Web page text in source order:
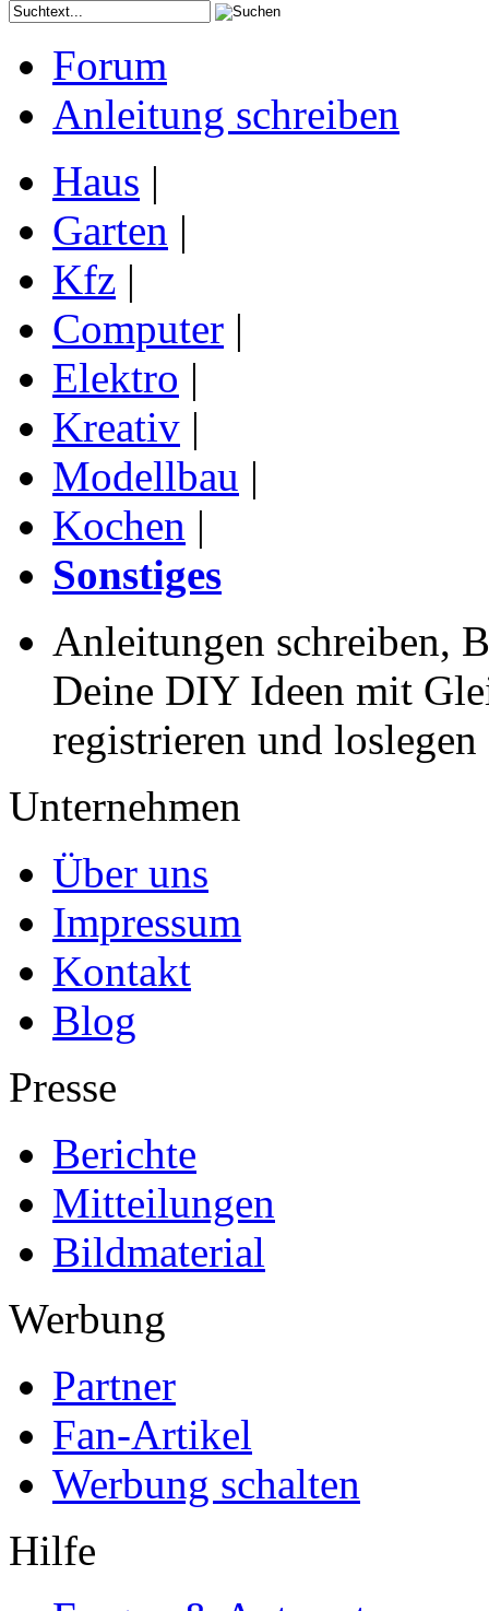
Forum
Anleitung schreiben
Haus |
Garten |
Kfz |
Computer |
Elektro |
Kreativ |
Modellbau |
Kochen |
Sonstiges
Anleitungen schreiben,
Deine DIY Ideen mit
registrieren und loslegen
Unternehmen
Über uns
Impressum
Kontakt
Blog
Presse
Berichte
Mitteilungen
Bildmaterial
Werbung
Partner
Fan-Artikel
Werbung schalten
Hilfe